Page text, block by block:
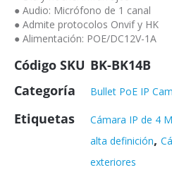
● Audio: Micrófono de 1 canal
● Admite protocolos Onvif y HK
● Alimentación: POE/DC12V-1A
Código SKU BK-BK14B
Categoría
Bullet PoE IP
Etiquetas Cámara IP de 4
alta definición,
exteriores